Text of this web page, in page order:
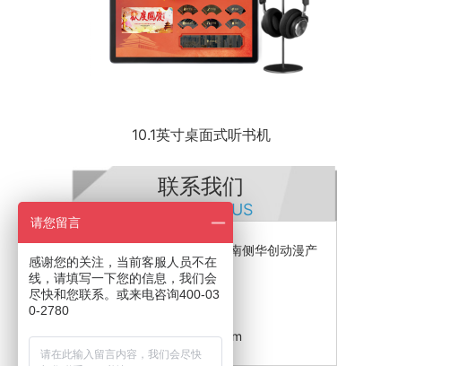
10.1英寸桌面式听书机
联系我们
CONTACT US
公司地址：石基镇金山大道南侧华创动漫产
业园
电话：400-030-2780
邮箱：153654202@qq.com
请您留言
感谢您的关注，当前客服人员不在
线，请填写一下您的信息，我们会
尽快和您联系。或来电咨询400-03
0-2780